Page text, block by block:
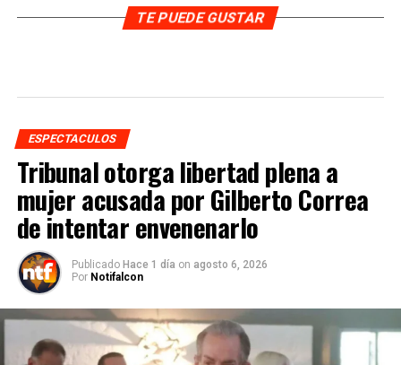
TE PUEDE GUSTAR
ESPECTACULOS
Tribunal otorga libertad plena a
mujer acusada por Gilberto Correa
de intentar envenenarlo
Publicado Hace 1 día on agosto 6, 2026
Por Notifalcon